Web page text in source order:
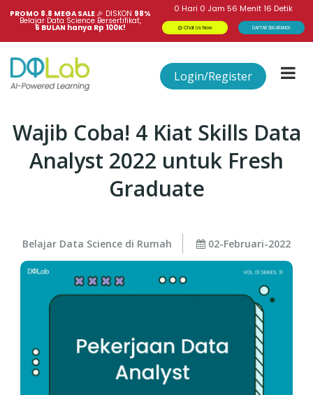
PROMO 8.8 MEGA SALE 🎉 DISKON 98%
Belajar Data Science Bersertifikat,
6 BULAN hanya Rp 100K!
0 Hari 0 Jam 56 Menit16 Detik
Chat Us Now DAFTAR SEKARANG!
Login/Register
Wajib Coba! 4 Kiat Skills Data
Analyst 2022 untuk Fresh
Graduate
Belajar Data Science di Rumah 02-Februari-2022